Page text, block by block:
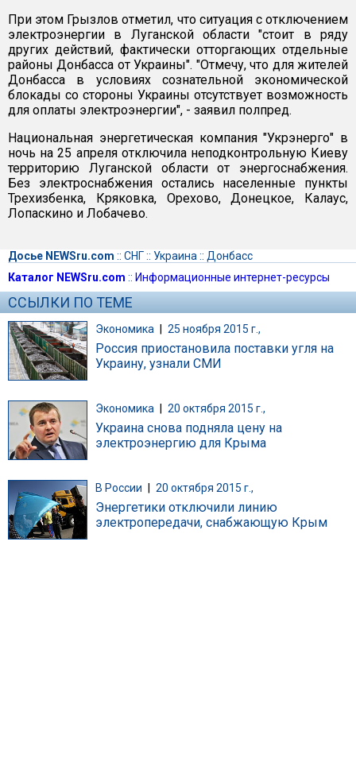
При этом Грызлов отметил, что ситуация с отключением
электроэнергии в Луганской области "стоит в ряду
других действий, фактически отторгающих отдельные
районы Донбасса от Украины". "Отмечу, что для жителей
Донбасса в условиях сознательной экономической
блокады со стороны Украины отсутствует возможность
для оплаты электроэнергии", - заявил полпред.
Национальная энергетическая компания "Укрэнерго" в
ночь на 25 апреля отключила неподконтрольную Киеву
территорию Луганской области от энергоснабжения.
Без электроснабжения остались населенные пункты
Трехизбенка, Кряковка, Орехово, Донецкое, Калаус,
Лопаскино и Лобачево.
Досье NEWSru.com :: СНГ:: Украина :: Донбасс
Каталог NEWSru.com :: Информационные интернет-ресурсы
ССЫЛКИ ПО ТЕМЕ
Экономика | 25 ноября 2015 г.,
Россия приостановила поставки угля на
Украину, узнали СМИ
Экономика 20 октября 2015 г.,
Украина снова подняла цену на
электроэнергию для Крыма
В России 20 октября 2015 г.,
Энергетики отключили линию
электропередачи, снабжающую Крым